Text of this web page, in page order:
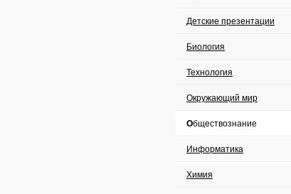
Детские презентации
Биология
Технология
Окружающий мир
Обществознание
Информатика
Химия